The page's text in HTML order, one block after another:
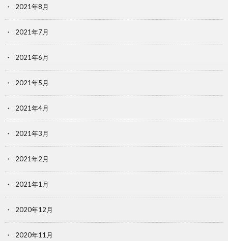
2021年8月
2021年7月
2021年6月
2021年5月
2021年4月
2021年3月
2021年2月
2021年1月
2020年12月
2020年11月